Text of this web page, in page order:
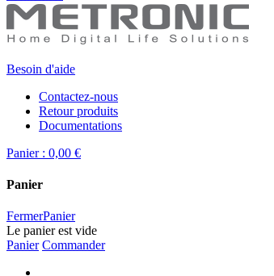
Besoin d'aide
Contactez-nous
Retour produits
Documentations
Panier : 0,00 €
Panier
FermerPanier
Le panier est vide
Panier Commander